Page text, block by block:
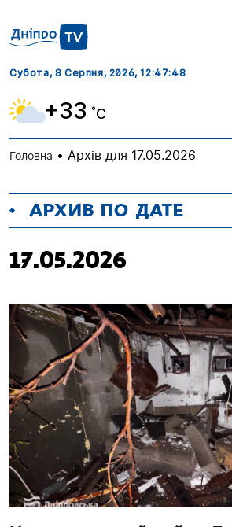
Субота, 8 Серпня, 2026, 12:47:49
+33 ˚C
Головна • Архів для 17.05.2026
АРХИВ ПО ДАТЕ
17.05.2026